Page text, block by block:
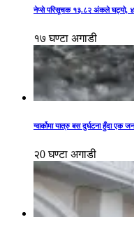
नेप्से परिसूचक १३.८२ अंकले घट्यो, ४
१७ घण्टा अगाडी
ग्वार्कोमा यात्रु बस दुर्घटना हुँदा एक
२0 घण्टा अगाडी